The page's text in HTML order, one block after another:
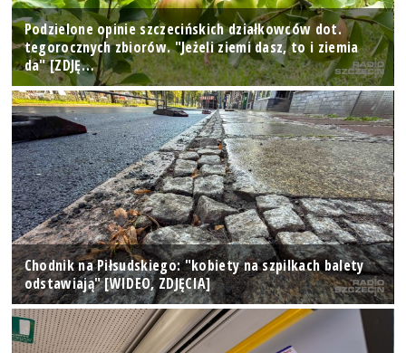
Podzielone opinie szczecińskich działkowców dot.
tegorocznych zbiorów. "Jeżeli ziemi dasz, to i ziemia
da" [ZDJĘ…
Chodnik na Piłsudskiego: "kobiety na szpilkach balety
odstawiają" [WIDEO, ZDJĘCIA]